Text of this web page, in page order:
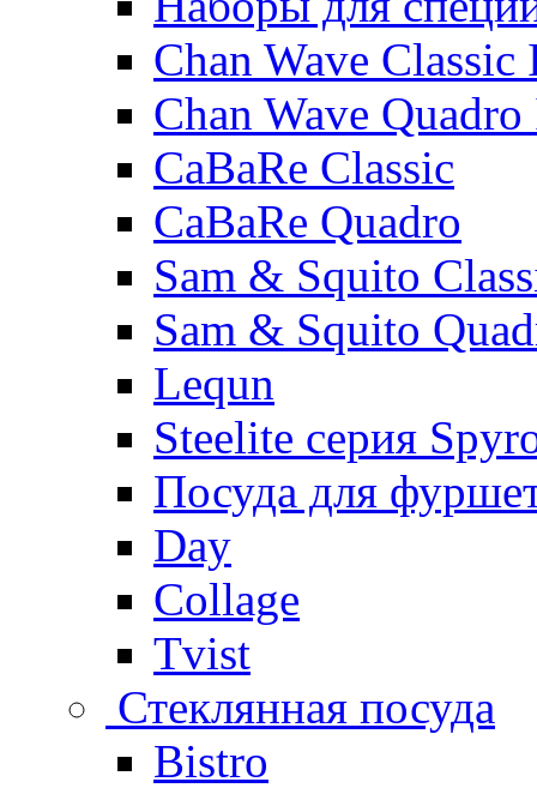
Chan Wave
Chan Wave
CaBaRe Classic
CaBaRe Quadro
Sam & Squito
Sam & Squito
Lequn
Steelite серия
Посуда для
Day
Collage
Tvist
Стеклянная посуда
Bistro